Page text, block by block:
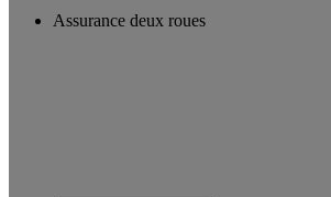
Assurance deux roues